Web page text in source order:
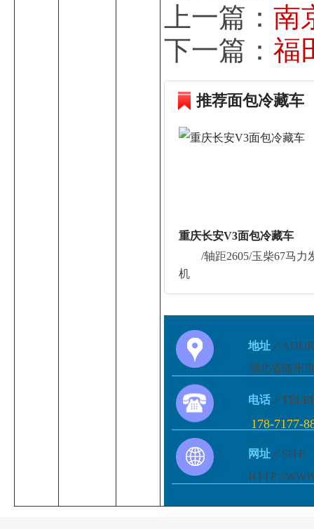
上一篇： 南
下一篇： 福
推荐面包冷藏车
重庆长安V3面包冷藏车
/轴距2605/玉柴67马力
机
地址 ／
湖北省随州
电话 ／
178-7177-
网址 ／SITE
HTTP://